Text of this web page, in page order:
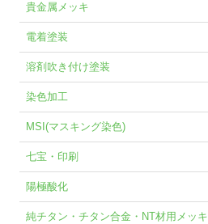
貴金属メッキ
電着塗装
溶剤吹き付け塗装
染色加工
MSI(マスキング染色)
七宝・印刷
陽極酸化
純チタン・チタン合金・NT材用メッキ